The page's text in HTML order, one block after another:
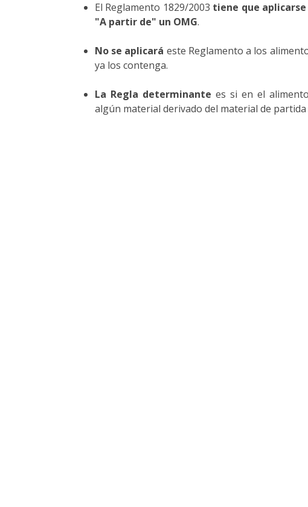
El Reglamento 1829/2003 tiene que
"A partir de" un OMG.
No se aplicará este Reglamento a los
ya los contenga.
La Regla determinantees si en el
algún material derivado del material de